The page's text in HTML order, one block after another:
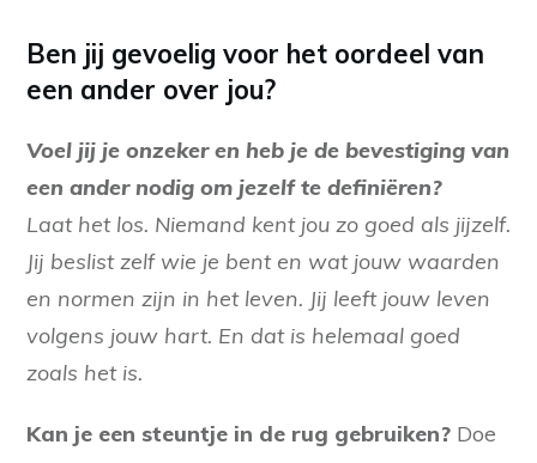
was:
is:
Ben jij gevoelig voor het oordeel van
een ander over jou?
Voel jij je onzeker en heb je de bevestiging van
een ander nodig om jezelf te definiëren?
Laat het los. Niemand kent jou zo goed als jijzelf.
Jij beslist zelf wie je bent en wat jouw waarden
en normen zijn in het leven. Jij leeft jouw leven
volgens jouw hart. En dat is helemaal goed
zoals het is.
Kan je een steuntje in de rug gebruiken? Doe